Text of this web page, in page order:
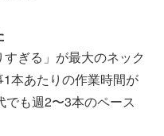
ぎる」が最大のネック
本あたりの作業時間が
も週2〜3本のペース